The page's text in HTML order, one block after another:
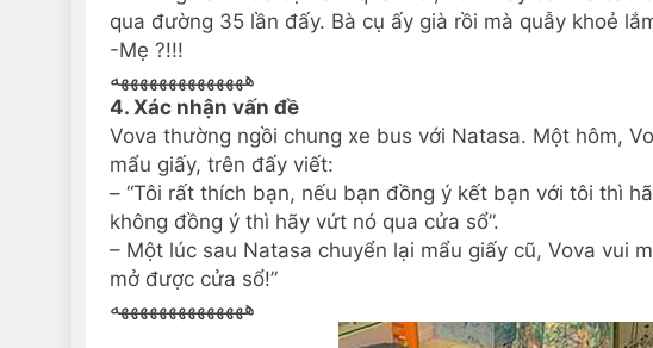
qua đường 35 lần đấy. Bà cụ ấy già rồi mà quẫy khoẻ
-Mẹ ?!!!
ههههههههههههههه
4. Xác nhận vấn đề
Vova thường ngồi chung xe bus với Natasa. Một hôm,
mẩu giấy, trên đấy viết:
– “Tôi rất thích bạn, nếu bạn đồng ý kết bạn với tôi thì
không đồng ý thì hãy vứt nó qua cửa sổ”.
– Một lúc sau Natasa chuyển lại mẩu giấy cũ, Vova vui
mở được cửa sổ!”
ههههههههههههههه